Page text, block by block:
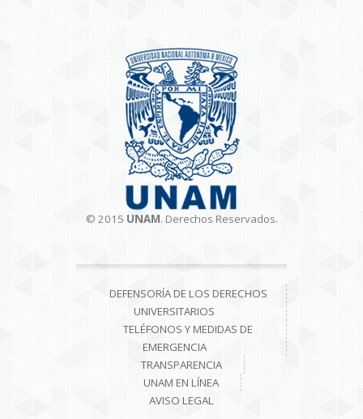
© 2015 UNAM. Derechos Reservados.
DEFENSORÍA DE LOS DERECHOS
UNIVERSITARIOS
TELÉFONOS Y MEDIDAS DE
EMERGENCIA
TRANSPARENCIA
UNAM EN LÍNEA
AVISO LEGAL